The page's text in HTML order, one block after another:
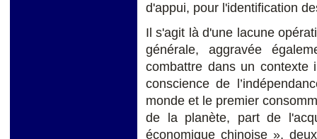
d'appui, pour l'identification
Il s'agit là d'une lacune
générale, aggravée
combattre dans un contexte
conscience de
monde et le premier
de la planète, part de
économique chinoise »,